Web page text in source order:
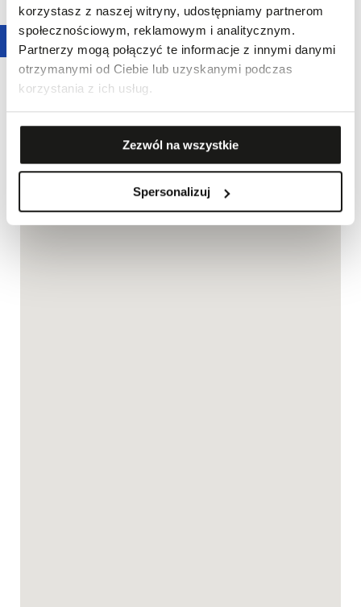
korzystasz z naszej witryny, udostępniamy partnerom
społecznościowym, reklamowym i analitycznym.
Partnerzy mogą połączyć te informacje z innymi danymi
otrzymanymi od Ciebie lub uzyskanymi podczas
korzystania z ich usług.
Zezwól na wszystkie
Spersonalizuj